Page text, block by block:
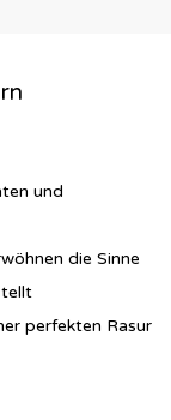
und
die Sinne
perfekten Rasur